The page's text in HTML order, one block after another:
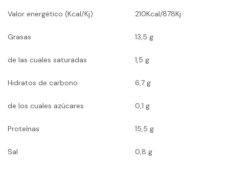
Valor energético (Kcal/Kj) 210Kcal/878Kj
Grasas 13,5 g
de las cuales saturadas 1,5 g
Hidratos de carbono 6,7 g
de los cuales azúcares 0,1 g
Proteínas 15,5 g
Sal 0,8 g